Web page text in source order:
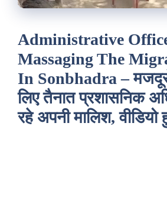
Administrative
Massaging The
In Sonbhadra –
लिए तैनात प्रशासनिक
रहे अपनी मालिश,